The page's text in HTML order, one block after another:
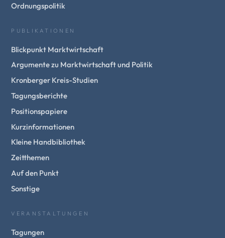
Ordnungspolitik
PUBLIKATIONEN
Blickpunkt Marktwirtschaft
Argumente zu Marktwirtschaft und Politik
Kronberger Kreis-Studien
Tagungsberichte
Positionspapiere
Kurzinformationen
Kleine Handbibliothek
Zeitthemen
Auf den Punkt
Sonstige
VERANSTALTUNGEN
Tagungen